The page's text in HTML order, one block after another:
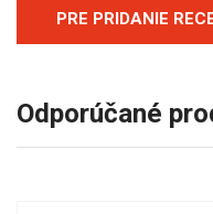
PRE PRIDANIE
Odporúčané